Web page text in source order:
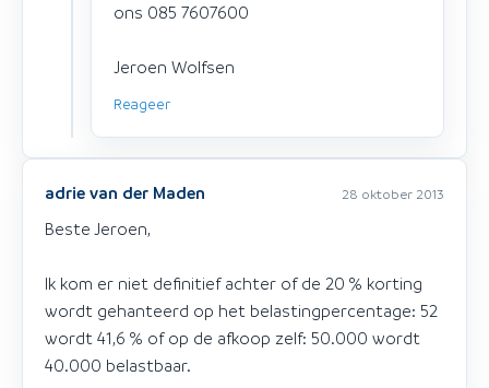
ons 085 7607600
Jeroen Wolfsen
Reageer
adrie van der Maden 28 oktober 2013
Beste Jeroen,
Ik kom er niet definitief achter of de 20 % korting
wordt gehanteerd op het belastingpercentage: 52
wordt 41,6 % of op de afkoop zelf: 50.000 wordt
40.000 belastbaar.